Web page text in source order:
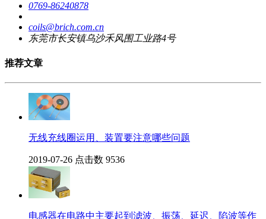
0769-86240878
coils@brich.com.cn
东莞市长安镇乌沙禾风围工业路4号
推荐文章
无线充线圈运用、装置要注意哪些问题
2019-07-26 点击数 9536
电感器在电路中主要起到滤波、振荡、延迟、陷波等作